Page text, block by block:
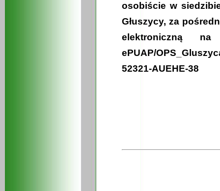
osobiście w
Głuszycy, za
elektroniczną na
ePUAP/
52321-AUEHE-38